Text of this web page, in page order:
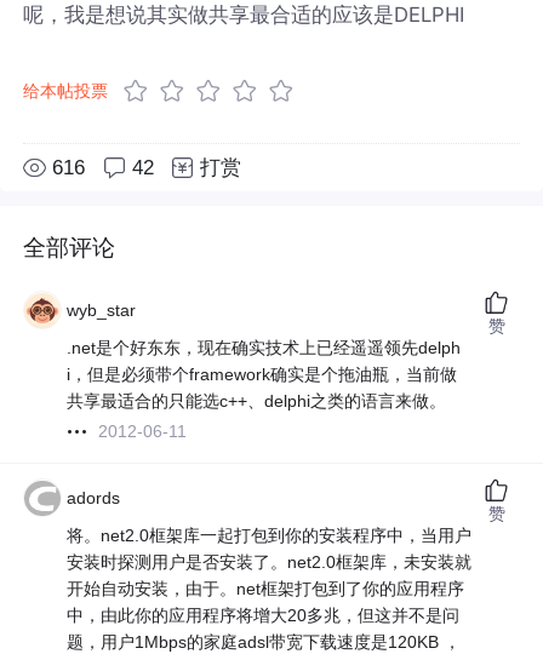
呢，我是想说其实做共享最合适的应该是DELPHI
给本帖投票
616 42 打赏
全部评论
wyb_star
.net是个好东东，现在确实技术上已经遥遥领先delph
i，但是必须带个framework确实是个拖油瓶，当前做
共享最适合的只能选c++、delphi之类的语言来做。
2012-06-11
赞
adords
将。net2.0框架库一起打包到你的安装程序中，当用户
安装时探测用户是否安装了。net2.0框架库，未安装就
开始自动安装，由于。net框架打包到了你的应用程序
中，由此你的应用程序将增大20多兆，但这并不是问
题，用户1Mbps的家庭adsl带宽下载速度是120KB ，
赞